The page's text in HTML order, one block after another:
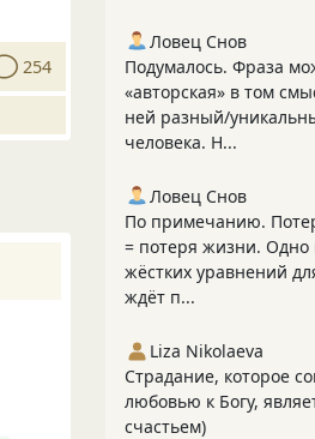
254
Ловец Снов
Подумалось. Фраза
«авторская» в том
ней разный/
человека. Н...
Ловец Снов
По примечанию.
= потеря жизни. Одно
жёстких уравнений
ждёт п...
Liza Nikolaeva
Страдание, которое
любовью к Богу,
счастьем)